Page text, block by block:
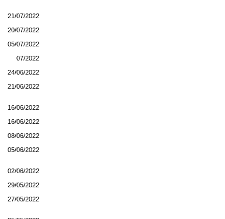
21/07/2022
20/07/2022
05/07/2022
07/2022
24/06/2022
21/06/2022
16/06/2022
16/06/2022
08/06/2022
05/06/2022
02/06/2022
29/05/2022
27/05/2022